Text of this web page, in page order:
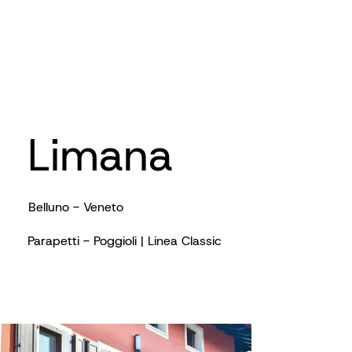
Limana
Belluno - Veneto
Parapetti - Poggioli | Linea Classic